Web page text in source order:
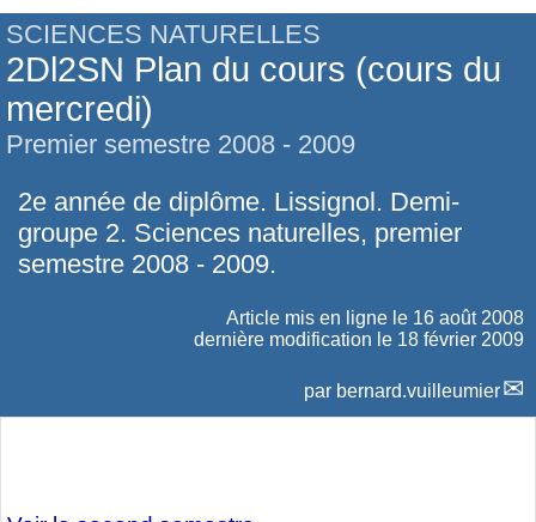
SCIENCES NATURELLES
2Dl2SN Plan du cours (cours du
mercredi)
Premier semestre 2008 - 2009
2e année de diplôme. Lissignol. Demi-
groupe 2. Sciences naturelles, premier
semestre 2008 - 2009.
Article mis en ligne le 16 août 2008
dernière modification le 18 février 2009
par bernard.vuilleumier